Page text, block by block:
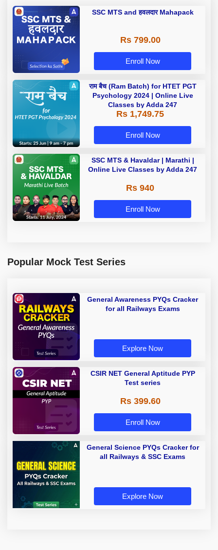
SSC MTS and हवलदार Mahapack
Rs 799.00
Enroll Now
राम बैच (Ram Batch) for HTET PGT
Psychology 2024 | Online Live
Classes by Adda 247
Rs 1,749.75
Enroll Now
SSC MTS & Havaldar | Marathi |
Online Live Classes by Adda 247
Rs 940
Enroll Now
Popular Mock Test Series
General Awareness PYQs Cracker
for all Railways Exams
Explore Now
CSIR NET General Aptitude PYP
Test series
Rs 399.60
Enroll Now
General Science PYQs Cracker for
all Railways & SSC Exams
Explore Now